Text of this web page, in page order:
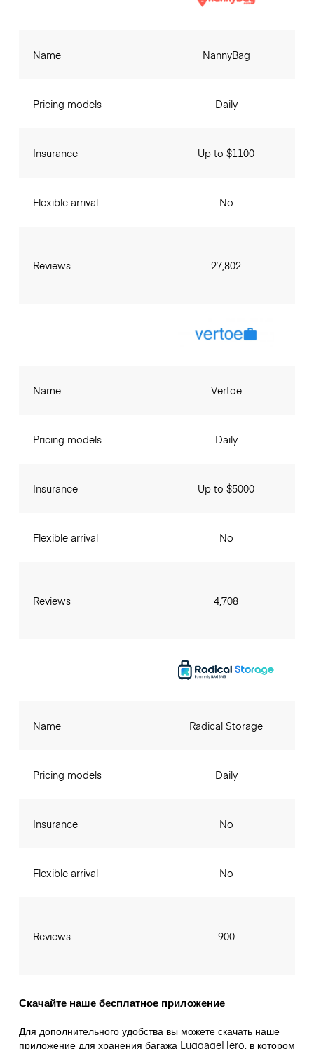
Name
Pricing models
Insurance
Flexible arrival
Reviews
NannyBag
Daily
Up to $1100
No
27,802
Name
Pricing models
Insurance
Flexible arrival
Reviews
Vertoe
Daily
Up to $5000
No
4,708
Name
Pricing models
Insurance
Flexible arrival
Reviews
Radical Storage
Daily
No
No
900
Скачайте наше бесплатное приложение
Для дополнительного удобства вы можете скачать наше
приложение для хранения багажа LuggageHero, в котором